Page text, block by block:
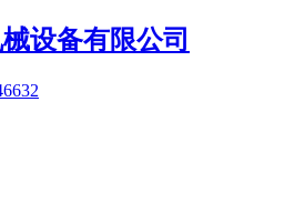
设备有限公司